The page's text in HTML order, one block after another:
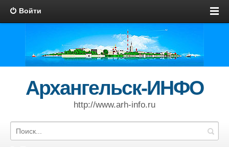
Войти
Архангельск-ИНФО
http://www.arh-info.ru